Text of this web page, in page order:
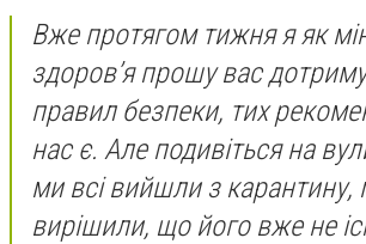
Вже протягом тижня я як
здоров’я прошу вас
правил безпеки, тих
нас є. Але подивіться на
ми всі вийшли з карантину,
вирішили, що його вже не